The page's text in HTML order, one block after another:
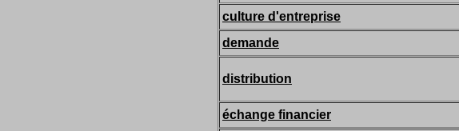
culture d'entreprise
demande
distribution
échange financier